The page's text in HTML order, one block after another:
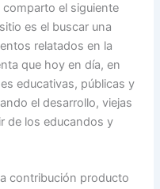
el siguiente
es el buscar una
relatados en la
que hoy en día, en
educativas, públicas y
el desarrollo, viejas
de los educandos y
contribución producto